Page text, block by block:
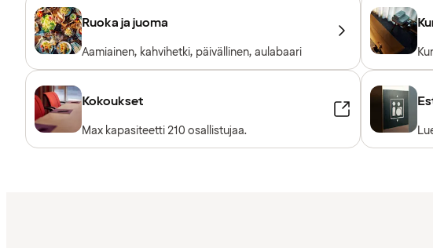
Ruoka ja juoma
Aamiainen, kahvihetki, päivällinen, aulabaari
Kokoukset
Max kapasiteetti 210 osallistujaa.